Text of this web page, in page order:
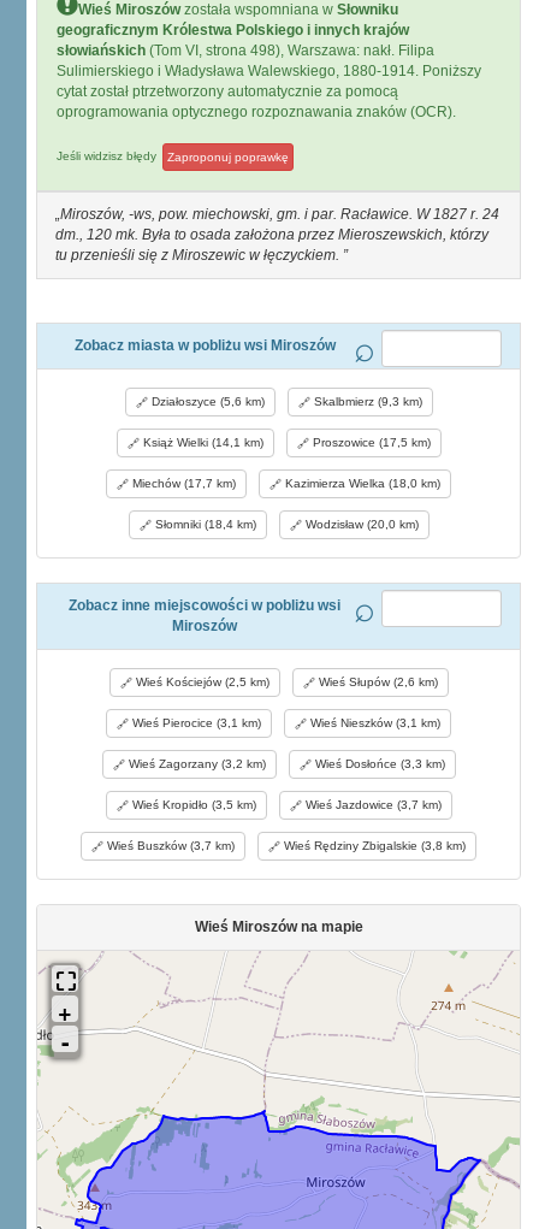
Wieś Miroszówzostała wspomniana w Słowniku
geograficznym Królestwa Polskiego i innych krajów
słowiańskich (Tom VI, strona 498), Warszawa: nakł. Filipa
Sulimierskiego i Władysława Walewskiego, 1880-1914. Poniższy
cytat został ptrzetworzony automatycznie za pomocą
oprogramowania optycznego rozpoznawania znaków (OCR).
Jeśli widzisz błędy Zaproponuj poprawkę
Miroszów, -ws, pow. miechowski, gm. i par. Racławice. W 1827 r. 24
dm., 120 mk. Była to osada założona przez Mieroszewskich, którzy
tu przenieśli się z Miroszewic w łęczyckiem.
Zobacz miasta w pobliżu wsi Miroszów
Działoszyce (5,6 km) Skalbmierz (9,3 km)
Książ Wielki (14,1 km) Proszowice (17,5 km)
Miechów (17,7 km) Kazimierza Wielka (18,0 km)
Słomniki (18,4 km) Wodzisław (20,0 km)
Zobacz inne miejscowości w pobliżu wsi
Miroszów
Wieś Kościejów (2,5 km) Wieś Słupów (2,6 km)
Wieś Pierocice (3,1 km) Wieś Nieszków (3,1 km)
Wieś Zagorzany (3,2 km) Wieś Dosłońce (3,3 km)
Wieś Kropidło (3,5 km) Wieś Jazdowice (3,7 km)
Wieś Buszków (3,7 km) Wieś Rędziny Zbigalskie (3,8 km)
Wieś Miroszów na mapie